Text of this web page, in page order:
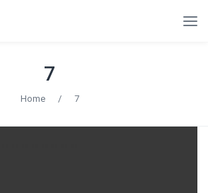
7
Home / 7